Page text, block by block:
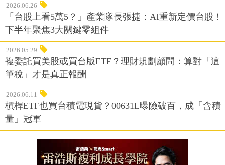
2026.06.26
「台股上看5萬5？」產業隊長張捷：AI重新定價台股！
下半年聚焦3大關鍵零組件
2026.05.29
複委託買美股或買台版ETF？理財規劃顧問：算對「這
筆稅」才是真正報酬
2026.06.11
槓桿ETF也買台積電現貨？00631L曝險破百，成「含積
量」冠軍